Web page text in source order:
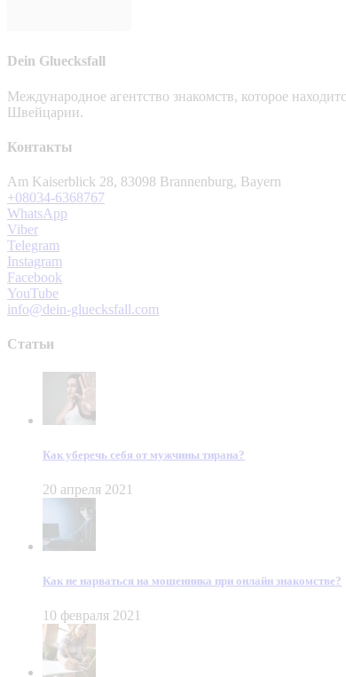
Dein Gluecksfall
Международное агентство знакомств, которое
Швейцарии.
Контакты
Am Kaiserblick 28, 83098 Brannenburg, Bayern
+08034-6368767
WhatsApp
Viber
Telegram
Instagram
Facebook
YouTube
info@dein-gluecksfall.com
Статьи
Как уберечь себя от мужчины тирана?
20 апреля 2021
Как не нарваться на мошенника при онлайн знакомстве?
10 февраля 2021